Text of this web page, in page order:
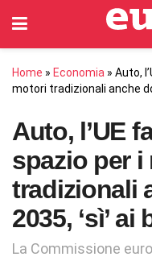
Home » Economia » Auto,
motori tradizionali anche
Auto, l’UE
spazio per i
tradizionali
2035, ‘sì’
La Commissione